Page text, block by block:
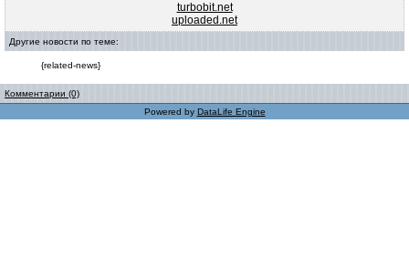
turbobit.net
uploaded.net
Другие новости по теме:
{related-news}
Комментарии (0)
Powered by DataLife Engine